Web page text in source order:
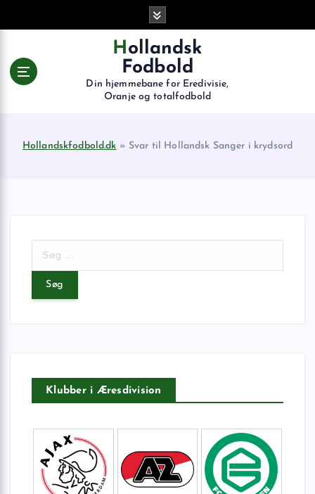
Hollandsk
Fodbold
Din hjemmebane for Eredivisie,
Oranje og totalfodbold
Hollandskfodbold.dk » Svar til Hollandsk Sanger i krydsord
:
Klubber i Æresdivision